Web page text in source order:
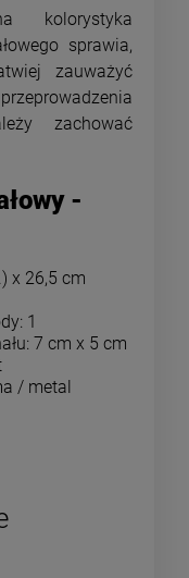
kolorystyka
sprawia,
zauważyć
zachować
-
x 26,5 cm
1
7 cm x 5 cm
/ metal